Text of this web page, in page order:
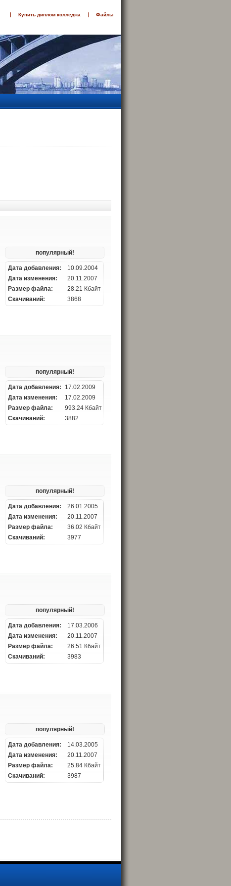
Файлы
Купить диплом колледжа
популярный!
Дата добавления:
10.09.2004
Дата изменения:
20.11.2007
Размер файла:
28.21 Кбайт
Скачиваний:
3868
популярный!
Дата добавления:
17.02.2009
Дата изменения:
17.02.2009
Размер файла:
993.24 Кбайт
Скачиваний:
3882
популярный!
Дата добавления:
26.01.2005
Дата изменения:
20.11.2007
Размер файла:
36.02 Кбайт
Скачиваний:
3977
популярный!
Дата добавления:
17.03.2006
Дата изменения:
20.11.2007
Размер файла:
26.51 Кбайт
Скачиваний:
3983
популярный!
Дата добавления:
14.03.2005
Дата изменения:
20.11.2007
Размер файла:
25.84 Кбайт
Скачиваний:
3987